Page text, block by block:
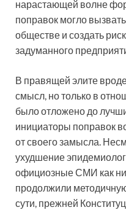
нарастающей волне
поправок могло
обществе и создать
задуманного
В правящей элите
смысл, но только в
было отложено до
инициаторы поправок
от своего замысла.
ухудшение
официозные СМИ как
продолжили
сути, прежней